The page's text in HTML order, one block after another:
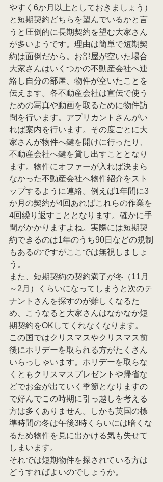
やすく6か月以上としておきましょう）
と短期契約どちらを望んでいるかと言
うと圧倒的に長期契約を望む大家さん
が多いようです。理由は簡単で短期契
約は面倒だから。お部屋が空いた場合
大家さんはいくつかの不動産会社へ連
絡し自分の部屋、物件が空いたことを
伝えます。各不動産会社は宣伝で使う
ための写真や動画を取るために物件訪
問を行います。アプリカントさんがい
れば案内を行います。その度ごとに大
家さんが物件へ鍵を開けに行ったり、
不動産会社へ鍵を貸し出すこととなり
ます。物件にオファーが入れば決まら
なかった不動産会社へ物件紹介をスト
ップするように連絡。例えば1年間に3
か月の契約が4回あればこれらの作業を
4回繰り返すこととなります。確かに手
間がかかりますよね。実際には短期契
約できるのは1年のうち90日などの規制
もあるのですがここでは無視しましょ
う。
また、短期契約の契約満了が冬（11月
～2月）くらいになってしまうと次のテ
ナントさんを探すのが難しくなるた
め、こうなると大家さんはなかなか短
期契約をOKしてくれなくなります。
この国ではクリスマスやクリスマス前
後にホリデーを取られる方がたくさん
いらっしゃいます。ホリデーを取らな
くともクリスマスプレゼントや帰省な
どでお金が出ていく季節となりますの
で好んでこの時期に引っ越しを考える
方は多くありません。しかも英国の標
準時間の冬は午後3時くらいには暗くな
るため物件を見に出かける気も失せて
しまいます。
それでは短期物件を探されている方は
どうすればよいのでしょうか。